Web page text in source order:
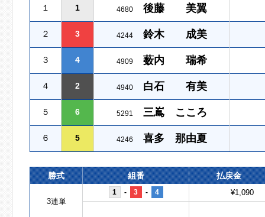
１ 1 4680 後藤 美翼
２ 3 4244 鈴木 成美
３ 4 4909 薮内 瑞希
４ 2 4940 白石 有美
５ 6 5291 三嶌 こころ
６ 5 4246 喜多 那由夏
勝式 組番 払戻金
3連単
1 - 3 - 4 ¥1,090